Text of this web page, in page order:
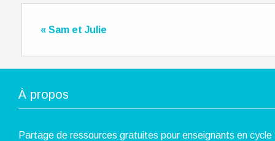
« Sam et Julie
À propos
Partage de ressources gratuites pour enseignants en